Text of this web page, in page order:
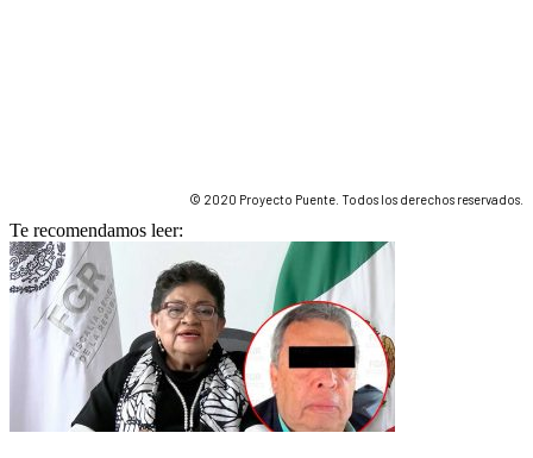
© 2020 Proyecto Puente. Todos los derechos reservados.
Te recomendamos leer: